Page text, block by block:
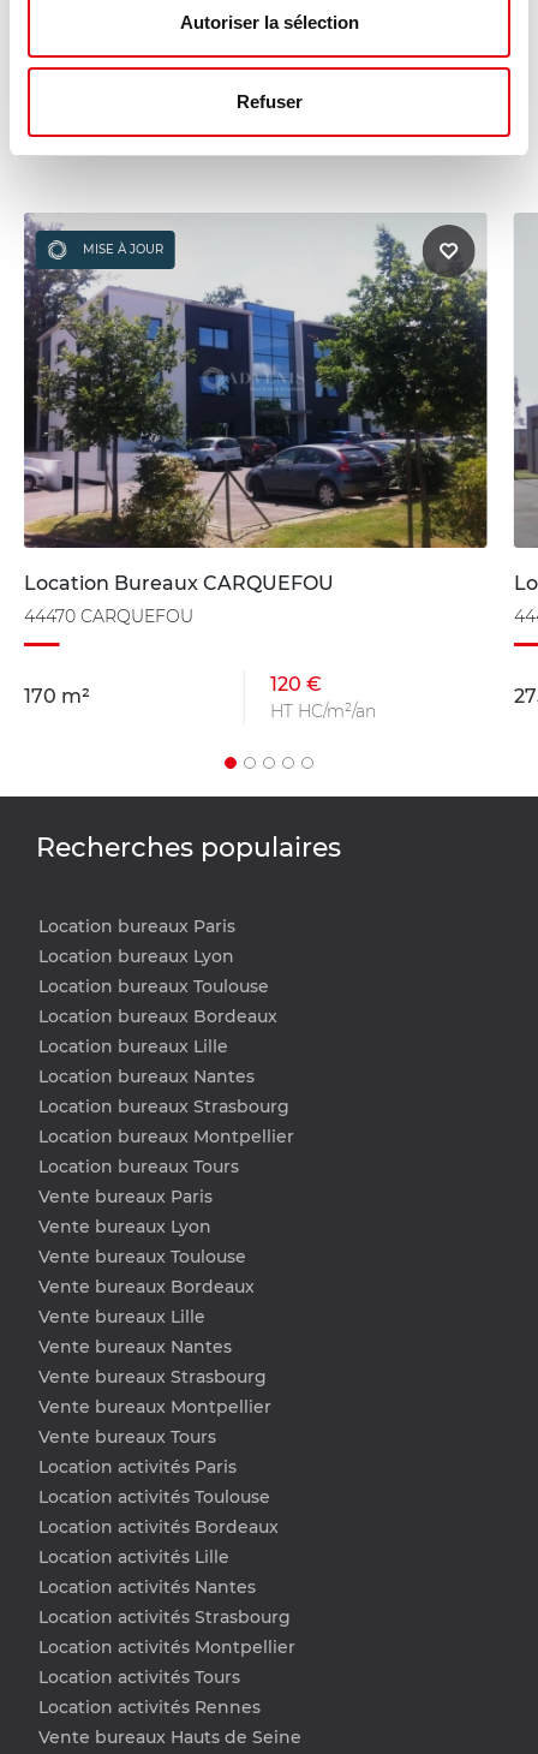
Autoriser la sélection
Refuser
Ces annonces pourraient vous
intéresser :
MISE À JOUR
Location Bureaux CARQUEFOU
44470 CARQUEFOU
170 m²
120 €
HT HC/m²/an
Recherches populaires
Location bureaux Paris
Location bureaux Lyon
Location bureaux Toulouse
Location bureaux Bordeaux
Location bureaux Lille
Location bureaux Nantes
Location bureaux Strasbourg
Location bureaux Montpellier
Location bureaux Tours
Vente bureaux Paris
Vente bureaux Lyon
Vente bureaux Toulouse
Vente bureaux Bordeaux
Vente bureaux Lille
Vente bureaux Nantes
Vente bureaux Strasbourg
Vente bureaux Montpellier
Vente bureaux Tours
Location activités Paris
Location activités Toulouse
Location activités Bordeaux
Location activités Lille
Location activités Nantes
Location activités Strasbourg
Location activités Montpellier
Location activités Tours
Location activités Rennes
Vente bureaux Hauts de Seine